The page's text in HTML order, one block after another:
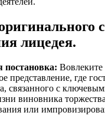
лицедея.
постановка:
представление, где
связанного с
виновника
или